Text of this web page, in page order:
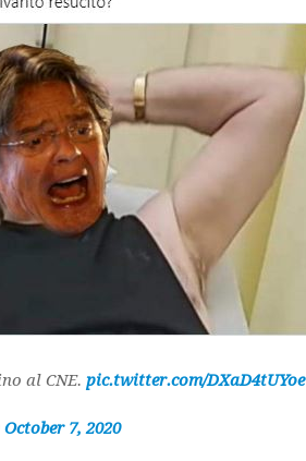
al CNE. pic.twitter.com/DXaD4tUYoe
October 7, 2020